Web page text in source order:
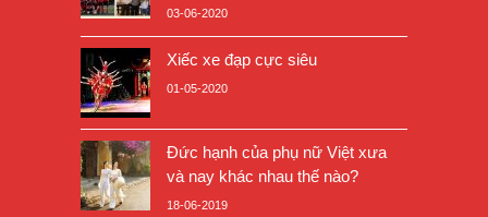
03-06-2020
Xiếc xe đạp cực siêu
01-05-2020
Đức hạnh của phụ nữ Việt xưa
và nay khác nhau thế nào?
18-06-2019